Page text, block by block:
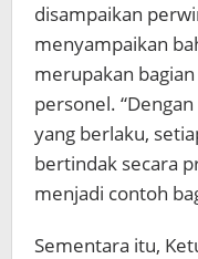
disampaikan
menyampaikan
merupakan
personel.
yang berlaku,
bertindak secara
menjadi contoh
Sementara itu,